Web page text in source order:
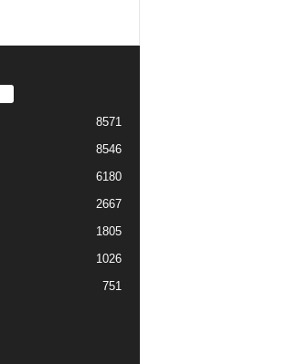
8571
8546
6180
2667
1805
1026
751